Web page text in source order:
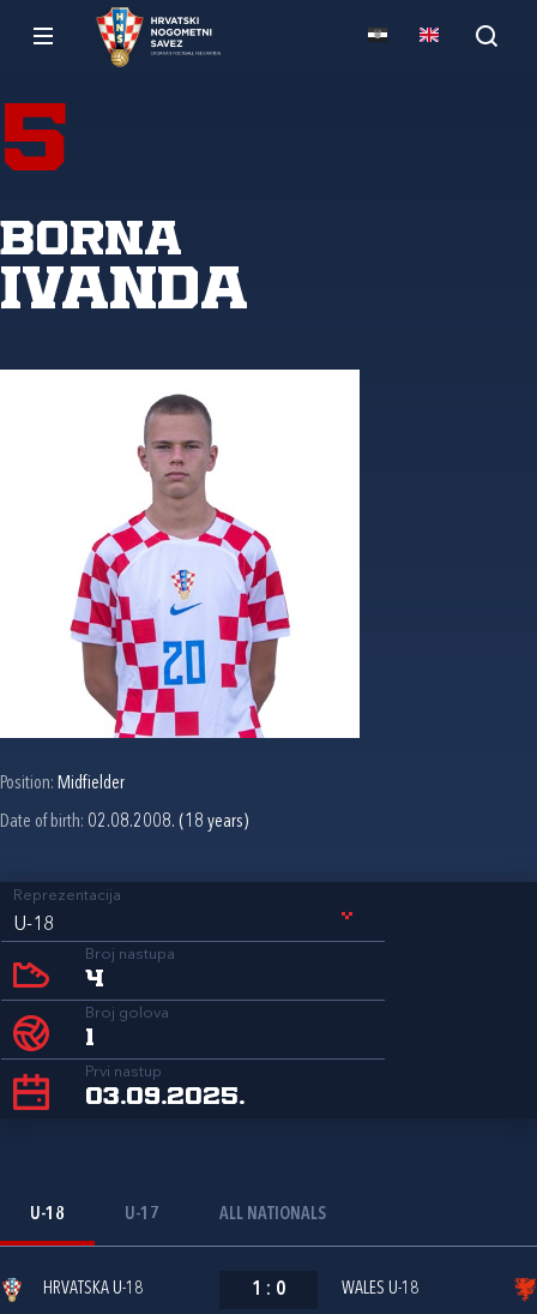
5
Borna
Ivanda
Position: Midfielder
Date of birth: 02.08.2008. (18 years)
Reprezentacija
U-18
Broj nastupa
4
Broj golova
1
Prvi nastup
03.09.2025.
U-18 U-17 ALL NATIONALS
HRVATSKA U-18 1 : 0 WALES U-18